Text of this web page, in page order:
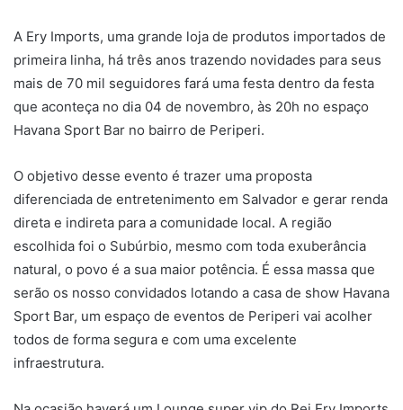
A Ery Imports, uma grande loja de produtos importados de
primeira linha, há três anos trazendo novidades para seus
mais de 70 mil seguidores fará uma festa dentro da festa
que aconteça no dia 04 de novembro, às 20h no espaço
Havana Sport Bar no bairro de Periperi.
O objetivo desse evento é trazer uma proposta
diferenciada de entretenimento em Salvador e gerar renda
direta e indireta para a comunidade local. A região
escolhida foi o Subúrbio, mesmo com toda exuberância
natural, o povo é a sua maior potência. É essa massa que
serão os nosso convidados lotando a casa de show Havana
Sport Bar, um espaço de eventos de Periperi vai acolher
todos de forma segura e com uma excelente
infraestrutura.